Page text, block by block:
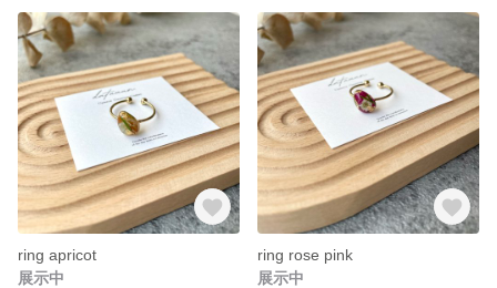
ring apricot
展示中
ring rose pink
展示中